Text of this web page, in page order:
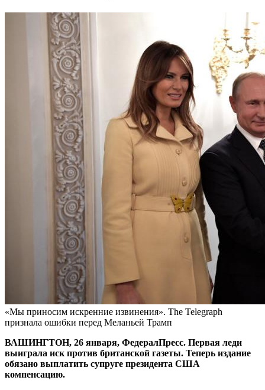
«Мы приносим искренние извинения». The Telegraph
признала ошибки перед Меланьей Трамп
ВАШИНГТОН, 26 января, ФедералПресс. Первая леди
выиграла иск против британской газеты. Теперь издание
обязано выплатить супруге президента США
компенсацию.